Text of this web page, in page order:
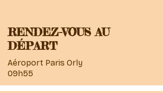
RENDEZ-VOUS AU
DÉPART
Aéroport Paris Orly
09h55